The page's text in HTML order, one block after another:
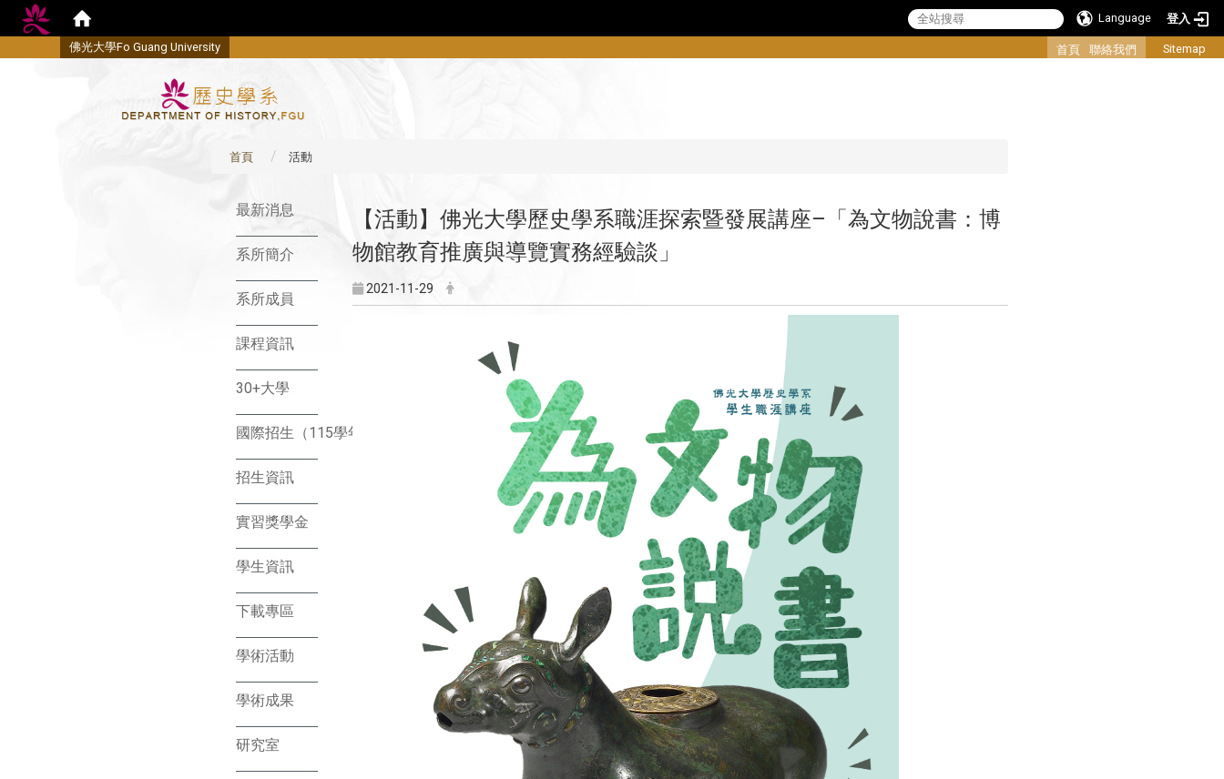
Language
登入
佛光大學Fo Guang University 首頁 聯絡我們 Sitemap
首頁 活動
最新消息
系所簡介
系所成員
課程資訊
30+大學
國際招生（115學年）
招生資訊
實習獎學金
學生資訊
下載專區
學術活動
學術成果
研究室
【活動】佛光大學歷史學系職涯探索暨發展講座–「為文物說書：博
物館教育推廣與導覽實務經驗談」
2021-11-29